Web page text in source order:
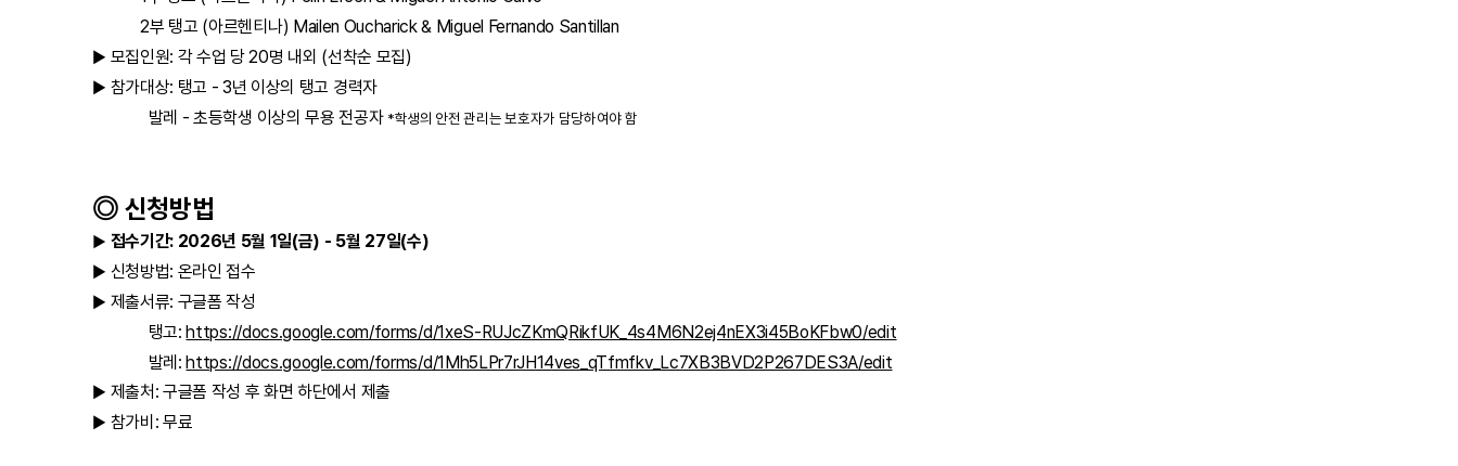
2부 탱고 (아르헨티나) Mailen Oucharick & Miguel Fernando Santillan
▶ 모집인원: 각 수업 당 20명 내외 (선착순 모집)
▶ 참가대상: 탱고 - 3년 이상의 탱고 경력자
발레 - 초등학생 이상의 무용 전공자 *학생의 안전 관리는 보호자가 담당하여야 함
◎ 신청방법
▶ 접수기간: 2026년 5월 1일(금) - 5월 27일(수)
▶ 신청방법: 온라인 접수
▶ 제출서류: 구글폼 작성
탱고:https://docs.google.com/forms/d/1xeS-RUJcZKmQRikfUK_4s4M6N2ej4nEX3i45BoKFbw0/edit
발레:https://docs.google.com/forms/d/1Mh5LPr7rJH14ves_qTfmfkv_Lc7XB3BVD2P267DES3A/edit
▶ 제출처: 구글폼 작성 후 화면 하단에서 제출
▶ 참가비: 무료